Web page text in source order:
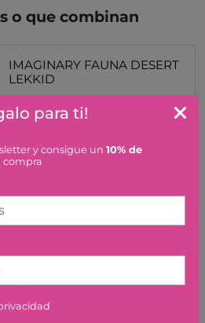
o que combinan
IMAGINARY FAUNA DESERT
LEKKID
39,95 €para ti!
y consigue un 10% de
compra